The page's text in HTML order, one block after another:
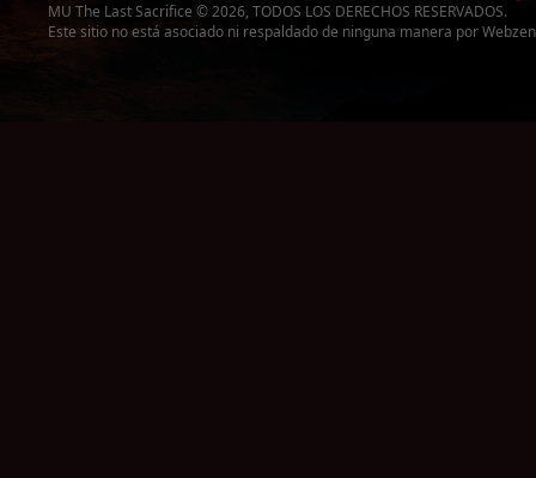
MU The Last Sacrifice © 2026, TODOS LOS DERECHOS RESERVADOS.
Este sitio no está asociado ni respaldado de ninguna manera por